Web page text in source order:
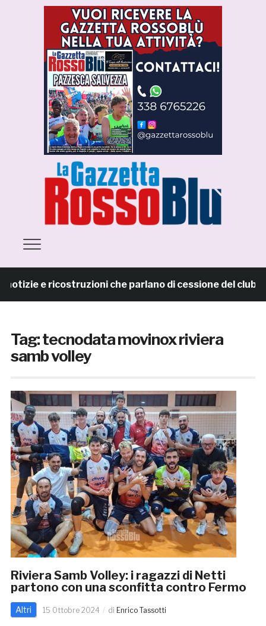
e ricostruzioni che parlano di cessione del club. IL
Tag:tecnodata movinox riviera
samb volley
Riviera Samb Volley: i ragazzi di Netti
partono con una sconfitta contro Fermo
Altri 15 Ottobre 2024 di Enrico Tassotti